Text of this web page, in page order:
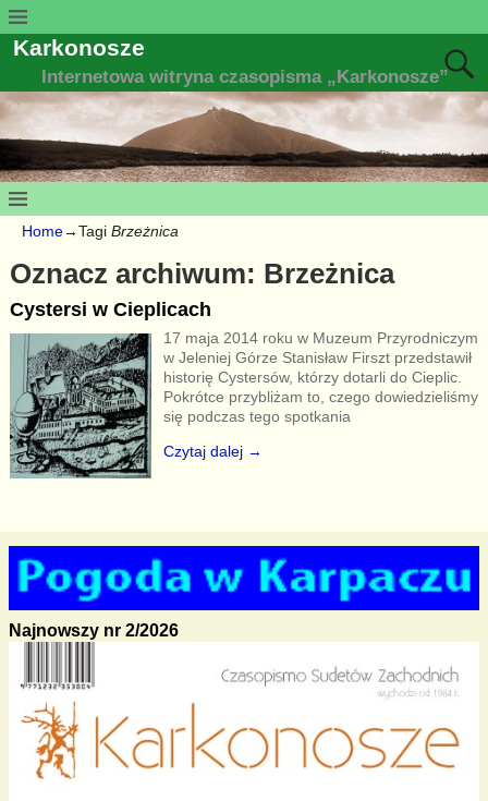
Karkonosze
Internetowa witryna czasopisma „Karkonosze”
Home→Tagi Brzeżnica
Oznacz archiwum: Brzeżnica
Cystersi w Cieplicach
17 maja 2014 roku w Muzeum Przyrodniczym
w Jeleniej Górze Stanisław Firszt przedstawił
historię Cystersów, którzy dotarli do Cieplic.
Pokrótce przybliżam to, czego dowiedzieliśmy
się podczas tego spotkania
Czytaj dalej →
Najnowszy nr 2/2026